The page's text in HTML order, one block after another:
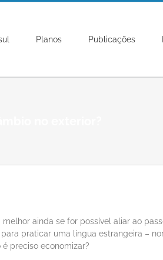
Planos Publicações
ainda se for possível aliar ao
praticar uma língua estrangeira –
preciso economizar?